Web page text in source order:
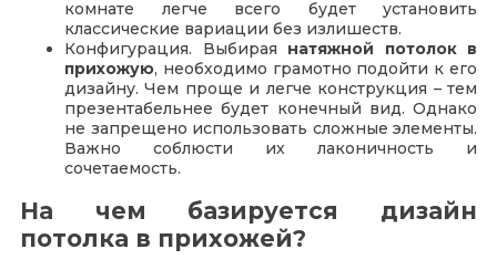
комнате легче всего будет установить
классические вариации без излишеств.
Конфигурация. Выбирая натяжной потолок в
прихожую, необходимо грамотно подойти к его
дизайну. Чем проще и легче конструкция – тем
презентабельнее будет конечный вид. Однако
не запрещено использовать сложные элементы.
Важно соблюсти их лаконичность и
сочетаемость.
На чем базируется дизайн
потолка в прихожей?